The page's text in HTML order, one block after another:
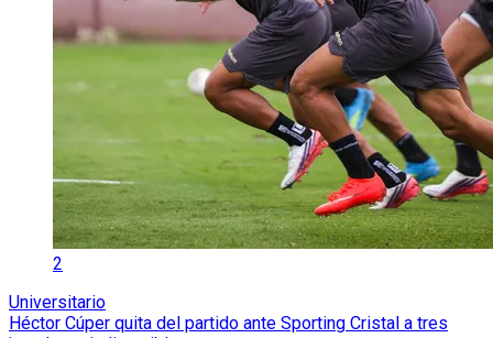
2
Universitario
Héctor Cúper quita del partido ante Sporting Cristal a tres